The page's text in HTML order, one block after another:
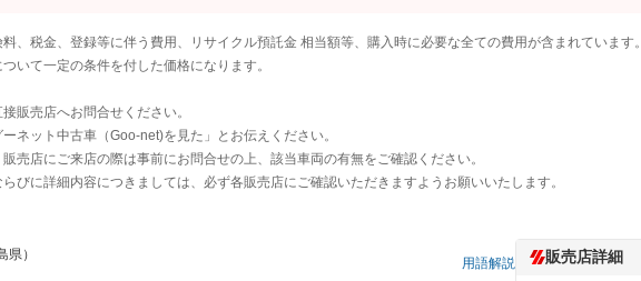
、税金、登録等に伴う費用、リサイクル預託金 相当額等、購入時に必要な全ての費用が含まれています。
いて一定の条件を付した価格になります。
販売店へお問合せください。
ネット中古車（Goo-net)を見た」とお伝えください。
売店にご来店の際は事前にお問合せの上、該当車両の有無をご確認ください。
びに詳細内容につきましては、必ず各販売店にご確認いただきますようお願いいたします。
）
用語解説 販売店詳細